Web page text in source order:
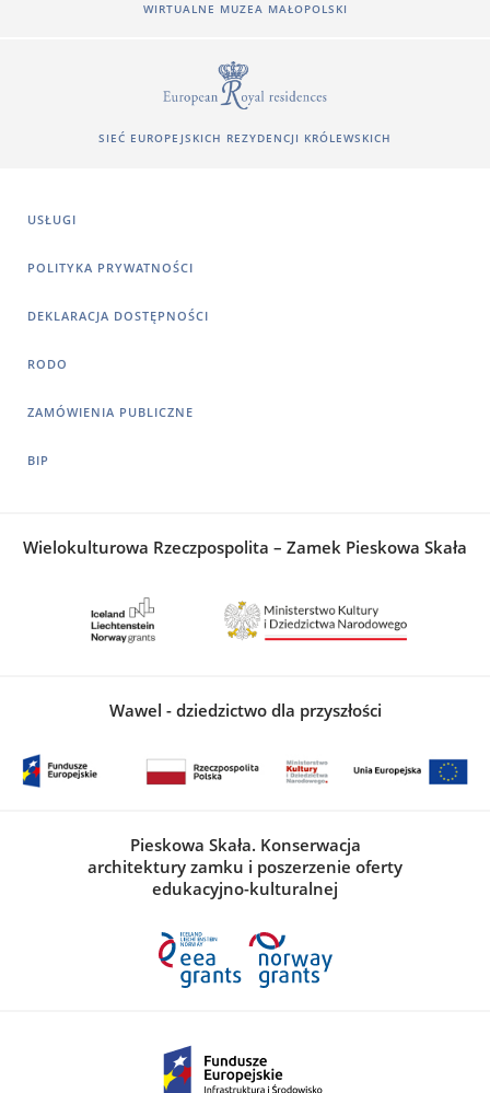
WIRTUALNE MUZEA MAŁOPOLSKI
SIEĆ EUROPEJSKICH REZYDENCJI KRÓLEWSKICH
USŁUGI
POLITYKA PRYWATNOŚCI
DEKLARACJA DOSTĘPNOŚCI
RODO
ZAMÓWIENIA PUBLICZNE
BIP
Wielokulturowa Rzeczpospolita – Zamek Pieskowa Skała
Wawel - dziedzictwo dla przyszłości
Pieskowa Skała. Konserwacja
architektury zamku i poszerzenie oferty
edukacyjno-kulturalnej